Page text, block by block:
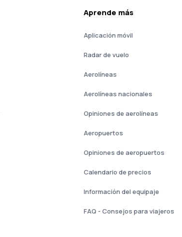
Aprende más
Aplicación móvil
Radar de vuelo
Aerolíneas
Aerolíneas nacionales
Opiniones de aerolíneas
Aeropuertos
Opiniones de aeropuertos
Calendario de precios
Información del equipaje
FAQ - Consejos para viajeros